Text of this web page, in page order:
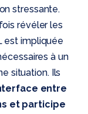
stressante.
révéler les
est impliquée
à un
situation. Ils
entre
et participe